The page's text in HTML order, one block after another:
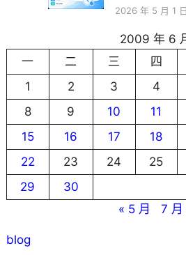
2026 年 5 月 1 日
2009 年 6
一
二 三 四
1
2 3 4
8
9 10 11
15
16 17 18
22
23 24 25
29
30
« 5 月
7 月
blog